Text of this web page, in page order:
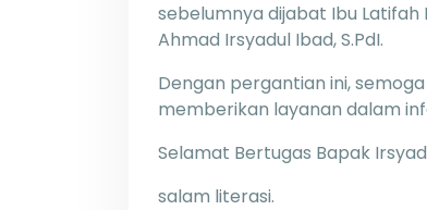
sebelumnya dijabat Ibu Latifah
Ahmad Irsyadul Ibad, S.PdI.
Dengan pergantian ini,
memberikan layanan dalam
Selamat Bertugas Bapak
salam literasi.